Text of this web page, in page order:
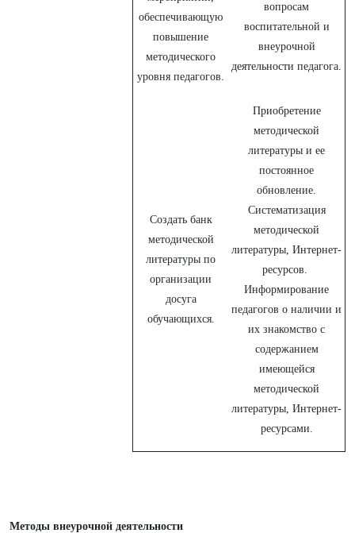
обеспечивающую
повышение
методического
уровня педагогов.
вопросам
воспитательной и
внеурочной
деятельности педагога.
Создать банк
методической
литературы по
организации
досуга
обучающихся.
Приобретение
методической
литературы и ее
постоянное
обновление.
Систематизация
методической
литературы, Интернет-
ресурсов.
Информирование
педагогов о наличии и
их знакомство с
содержанием
имеющейся
методической
литературы, Интернет-
ресурсами.
Методы внеурочной деятельности